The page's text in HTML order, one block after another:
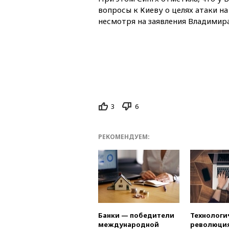
вопросы к Киеву о целях атаки
несмотря на заявления
3 6
РЕКОМЕНДУЕМ:
Банки — победители
международной